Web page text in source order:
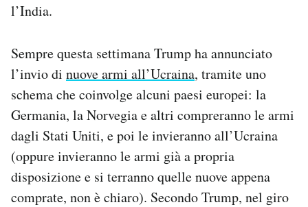
l’India.
Sempre questa settimana Trump ha annunciato
l’invio di nuove armi all’Ucraina, tramite uno
schema che coinvolge alcuni paesi europei: la
Germania, la Norvegia e altri compreranno le armi
dagli Stati Uniti, e poi le invieranno all’Ucraina
(oppure invieranno le armi già a propria
disposizione e si terranno quelle nuove appena
comprate, non è chiaro). Secondo Trump, nel giro